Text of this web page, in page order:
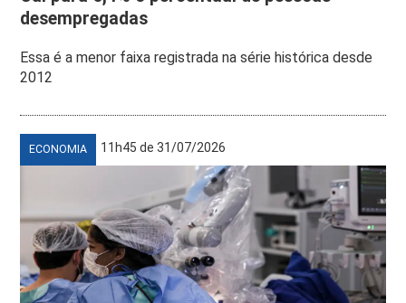
desempregadas
Essa é a menor faixa registrada na série histórica desde
2012
ECONOMIA 11h45 de 31/07/2026